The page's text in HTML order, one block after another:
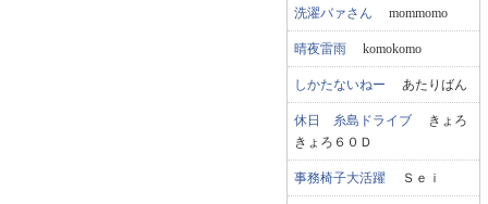
洗濯バァさん mommomo
晴夜雷雨 komokomo
しかたないねー あたりばん
休日 糸島ドライブ きょろ
きょろ６０Ｄ
事務椅子大活躍 Ｓｅｉ